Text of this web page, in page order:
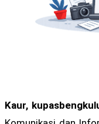
Kaur,